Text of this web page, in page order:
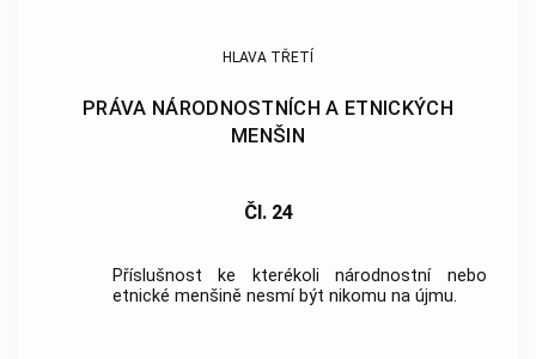
HLAVA TŘETÍ
PRÁVA NÁRODNOSTNÍCH A ETNICKÝCH
MENŠIN
Čl. 24
Příslušnost ke kterékoli národnostní nebo
etnické menšině nesmí být nikomu na újmu.